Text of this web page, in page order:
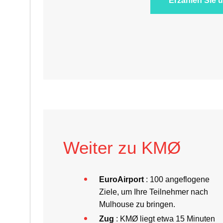
Weiter zu KMØ
EuroAirport : 100 angeflogene
Ziele, um Ihre Teilnehmer nach
Mulhouse zu bringen.
Zug : KMØ liegt etwa 15 Minuten